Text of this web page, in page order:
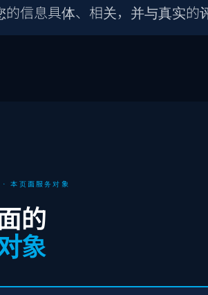
的信息具体、相关，并与真实的
本页面服务对象
的
象